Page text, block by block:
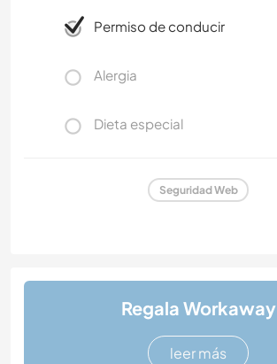
Permiso de conducir
Alergia
Dieta especial
Seguridad Web
Regala Workaway
leer más